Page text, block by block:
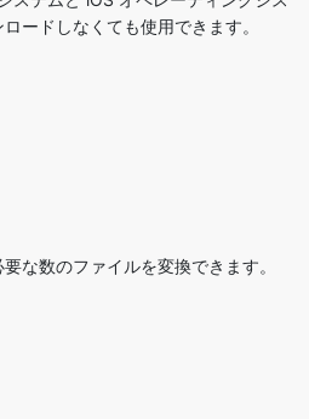
ードしなくても使用できます。
な数のファイルを変換できます。